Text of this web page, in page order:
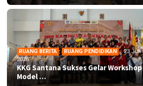
RUANG BERITA , RUANG PENDIDIKAN
23 Juli
2026
KKG Santana Sukses Gelar Workshop
Model …